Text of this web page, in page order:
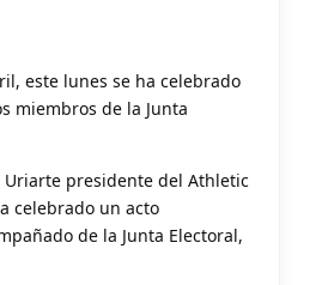
este lunes se ha celebrado
miembros de la Junta
Uriarte presidente del Athletic
celebrado un acto
de la Junta Electoral,